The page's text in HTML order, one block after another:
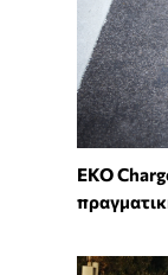
EKO